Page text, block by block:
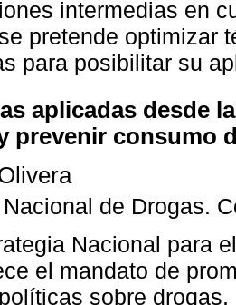
intermedias en
pretende optimizar
para posibilitar su
aplicadas desde
prevenir consumo
de Drogas.
Nacional para
el mandato de
sobre